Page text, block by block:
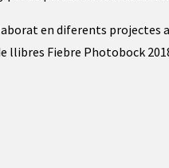
en diferents projectes
llibres Fiebre Photobock